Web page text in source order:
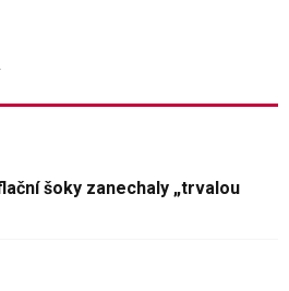
šoky zanechaly „trvalou